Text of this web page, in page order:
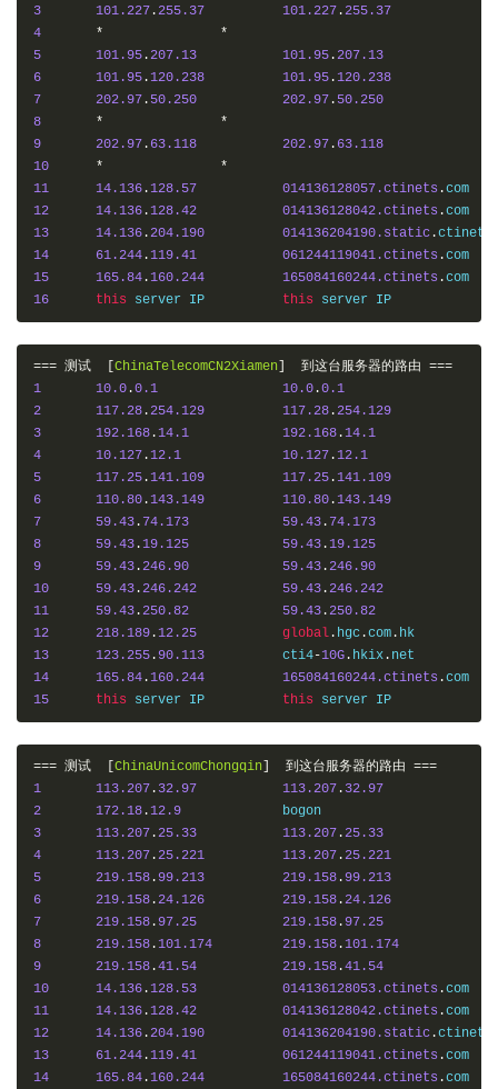
3
101.227 .255.37 101.227 .255.37
4
*
*
5
101.95 .207.13 101.95 .207.13
6
101.95 . 120.238 101.95 . 120.238
7
202.97 . 50.250 202.97 . 50.250
8
*
*
9
202.97 . 63.118 202.97 . 63.118
10
*
*
11
14.136 . 128.57 014136128057.ctinets .
12
14.136 . 128.42 014136128042.ctinets .
13
14.136 .204.190 014136204190.static .ctinets
14
61.244 . 119.41 061244119041.ctinets .
15
165.84 . 160.244 165084160244.ctinets .
16
this this
=== 测试 ChinaTelecomCN2Xiamen 到这台服务器的路由 ===
1
10.0 .0.1 10.0 .0.1
2
117.28 .254.129 117.28 .254.129
3
192.168 . 14.1 192.168 . 14.1
4
10.127 . 12.1 10.127 . 12.1
5
117.25 . 141.109 117.25 . 141.109
6
110.80 . 143.149 110.80 . 143.149
7
59.43 . 74.173 59.43 . 74.173
8
59.43 . 19.125 59.43 . 19.125
9
59.43 .246.90 59.43 .246.90
10
59.43 .246.242 59.43 .246.242
11
59.43 .250.82 59.43 .250.82
12
218.189 . 12.25 global . hgc .com .
13
123.255 .90.113
  	cti4
-10G . hkix .
14
165.84 . 160.244 165084160244.ctinets .
15
this this
=== 测试 ChinaUnicomChongqin 到这台服务器的路由 ===
1
113.207 . 32.97 113.207 . 32.97
2
172.18 . 12.9
3
113.207 .25.33 113.207 .25.33
4
113.207 .25.221 113.207 .25.221
5
219.158 .99.213 219.158 .99.213
6
219.158 .24.126 219.158 .24.126
7
219.158 .97.25 219.158 .97.25
8
219.158 . 101.174 219.158 . 101.174
9
219.158 .41.54 219.158 .41.54
10
14.136 . 128.53 014136128053.ctinets .
11
14.136 . 128.42 014136128042.ctinets .
12
14.136 .204.190 014136204190.static .ctinets
13
61.244 . 119.41 061244119041.ctinets .
14
165.84 . 160.244 165084160244.ctinets .